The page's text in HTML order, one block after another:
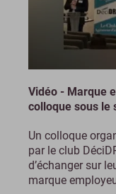
Vidéo - Marque
colloque sous le
Un colloque
par le club
d’échanger sur
marque